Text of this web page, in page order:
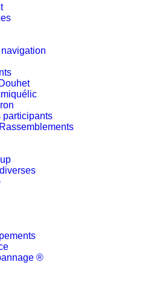
participants
®